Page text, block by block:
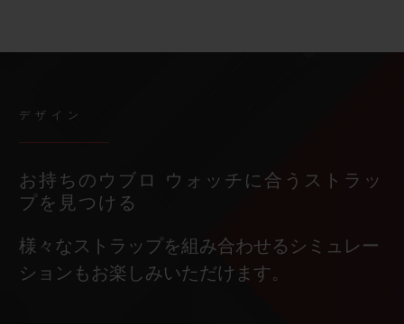
デザイン
お持ちのウブロ ウォッチに合うストラッ
プを見つける
様々なストラップを組み合わせるシミュレー
ションもお楽しみいただけます。